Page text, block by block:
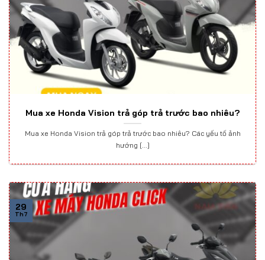
Mua xe Honda Vision trả góp trả trước bao nhiêu?
Mua xe Honda Vision trả góp trả trước bao nhiêu? Các yếu tố ảnh
hướng [...]
29
Th7